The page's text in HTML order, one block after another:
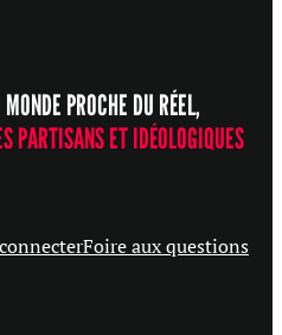
PROCHE DU RÉEL,
PARTISANS ET IDÉOLOGIQUES
Foire aux questions